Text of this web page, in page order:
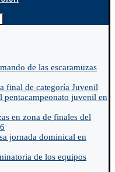
de las escaramuzas
final de categoría Juvenil
pentacampeonato juvenil en
en zona de finales del
jornada dominical en
de los equipos